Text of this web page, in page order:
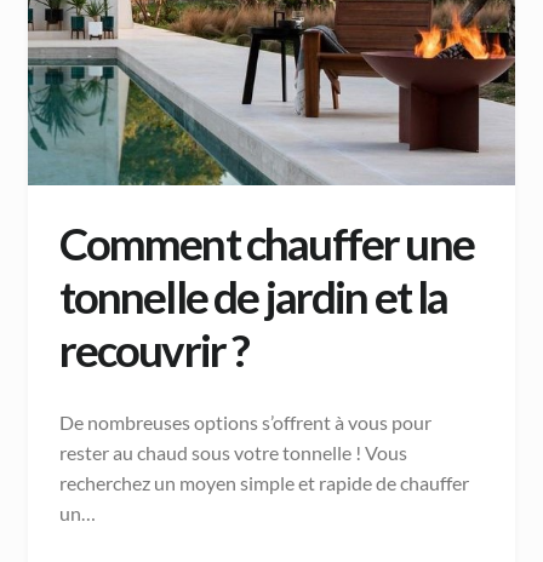
Comment chauffer une
tonnelle de jardin et la
recouvrir ?
De nombreuses options s’offrent à vous pour
rester au chaud sous votre tonnelle ! Vous
recherchez un moyen simple et rapide de chauffer
un…